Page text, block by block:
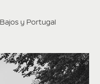
y Portugal